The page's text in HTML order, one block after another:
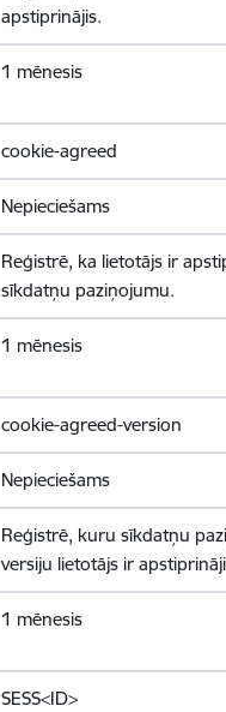
apstiprinājis.
1 mēnesis
cookie-agreed
Nepieciešams
Reģistrē, ka lietotājs ir
sīkdatņu paziņojumu.
1 mēnesis
cookie-agreed-version
Nepieciešams
Reģistrē, kuru sīkdatņu
versiju lietotājs ir
1 mēnesis
SESS<ID>